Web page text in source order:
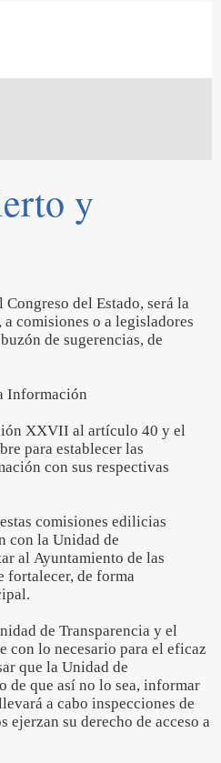
y
del Estado, será la
comisiones o a legisladores
de sugerencias, de
Información
XXVII al artículo 40 y el
para establecer las
con sus respectivas
comisiones edilicias
con la Unidad de
al Ayuntamiento de las
fortalecer, de forma
de Transparencia y el
con lo necesario para el eficaz
que la Unidad de
de que así no lo sea, informar
a cabo inspecciones de
su derecho de acceso a